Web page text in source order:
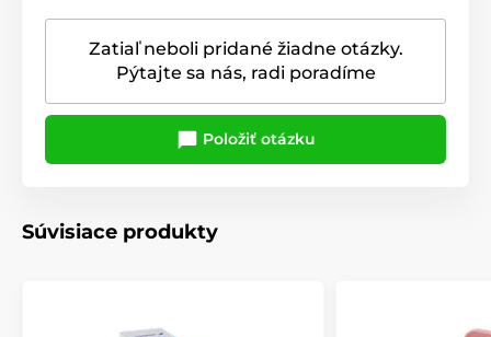
Zatiaľ neboli pridané žiadne otázky.
Pýtajte sa nás, radi poradíme
Položiť otázku
Súvisiace produkty